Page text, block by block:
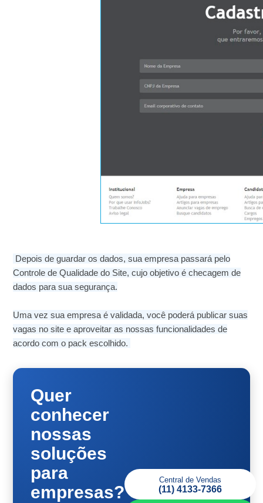
Depois de guardar os dados, sua empresa passará pelo
Controle de Qualidade do Site, cujo objetivo é checagem de
dados para sua segurança.
Uma vez sua empresa é validada, você poderá publicar suas
vagas no site e aproveitar as nossas funcionalidades de
acordo com o pack escolhido.
Quer
conhecer
nossas
soluções
para
empresas?
Central de Vendas
(11) 4133-7366